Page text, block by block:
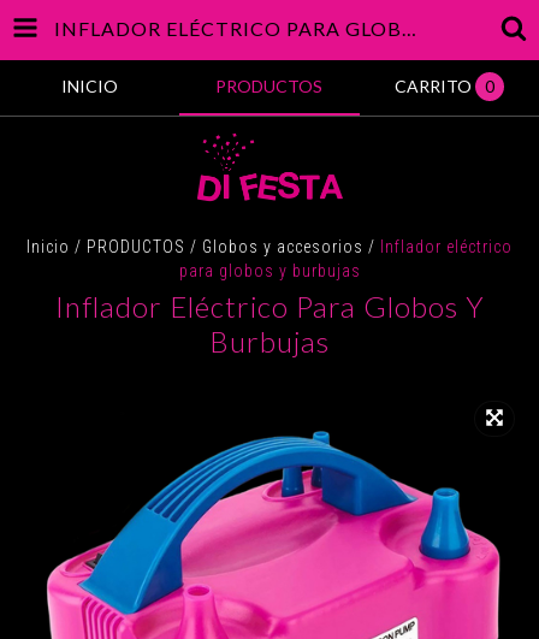
INFLADOR ELÉCTRICO PARA GLOBOS Y BURBUJAS
INICIO PRODUCTOS CARRITO 0
Inicio / PRODUCTOS / Globos y accesorios /
Inflador eléctrico
para globos y burbujas
Inflador Eléctrico Para Globos Y
Burbujas